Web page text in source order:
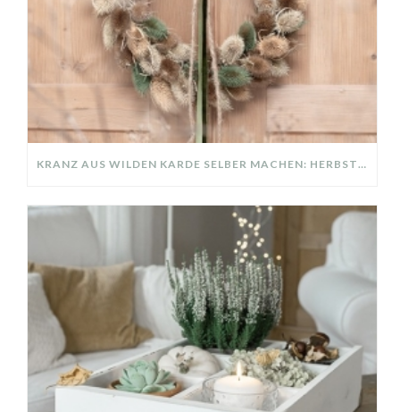
KRANZ AUS WILDEN KARDE SELBER MACHEN: HERBSTDEKO GANZ EINFACH